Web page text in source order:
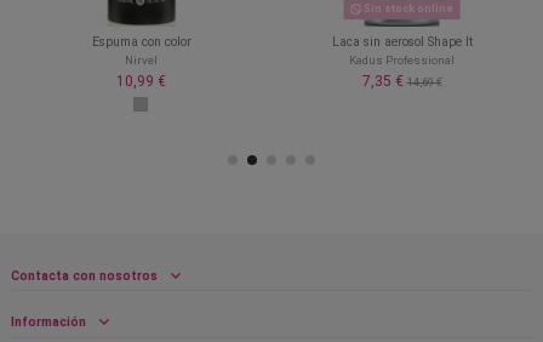
Espuma con color
Nirvel
10,99 €
Sin stock online
Laca sin aerosol Shape It
Kadus Professional
7,35 €14,69 €
Contacta con nosotros
Información